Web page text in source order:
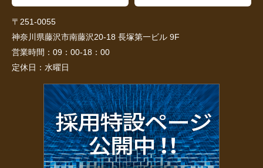
〒251-0055
神奈川県藤沢市南藤沢20-18 長塚第一ビル 9F
営業時間： 09：00-18：00
定休日： 水曜日